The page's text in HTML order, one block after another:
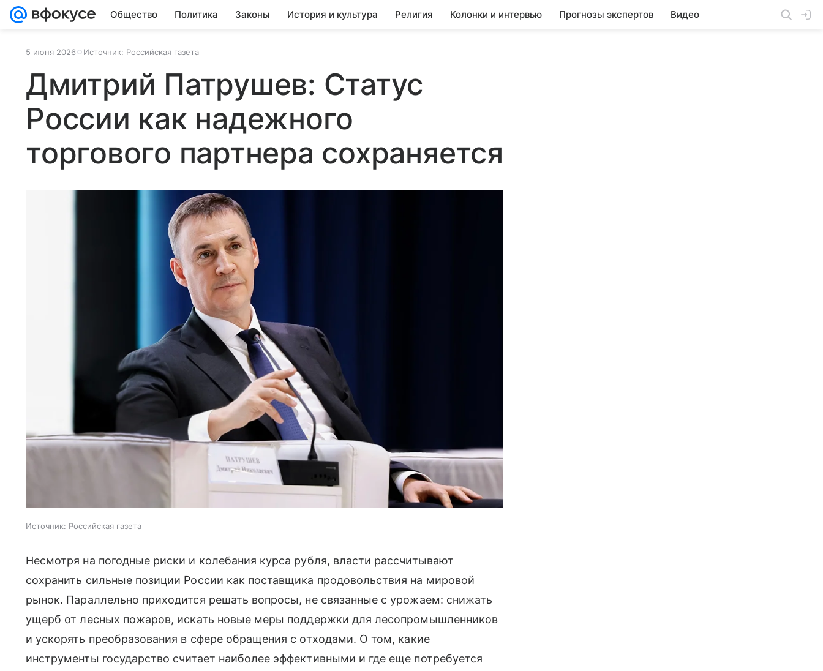
Общество Политика Законы История и культура Религия Колонки и интервью Прогнозы экспертов Видео
5 июня 2026 Источник: Российская газета
Дмитрий Патрушев: Статус
России как надежного
торгового партнера сохраняется
Источник: Российская газета
Несмотря на погодные риски и колебания курса рубля, власти рассчитывают
сохранить сильные позиции России как поставщика продовольствия на мировой
рынок. Параллельно приходится решать вопросы, не связанные с урожаем: снижать
ущерб от лесных пожаров, искать новые меры поддержки для лесопромышленников
и ускорять преобразования в сфере обращения с отходами. О том, какие
инструменты государство считает наиболее эффективными и где еще потребуется